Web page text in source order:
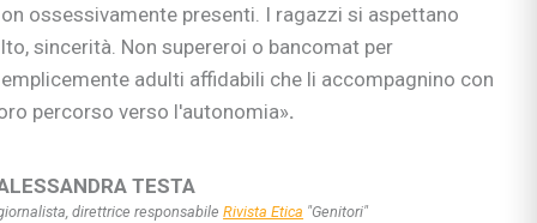
ossessivamente presenti. I ragazzi si aspettano
sincerità. Non supereroi o bancomat per
adulti affidabili che li accompagnino con
percorso verso l'autonomia».
TESTA
direttrice responsabileRivista Etica "Genitori"